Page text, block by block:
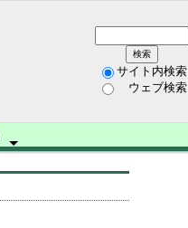
サイト内検索
ウェブ検索